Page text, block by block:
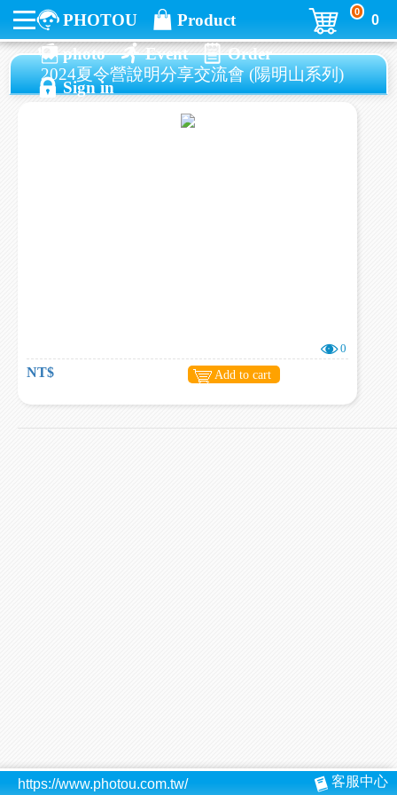
PHOTOU
Product
photo
Event
Order
Sign in
0
0
2024夏令營說明分享交流會 (陽明山系列)
0
NT$ Add to cart
https://www.photou.com.tw/ 客服中心